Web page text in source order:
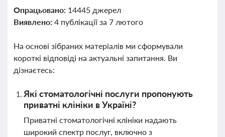
Опрацьовано: 14445 джерел
Виявлено: 4 публікації за 7 лютого
На основі зібраних матеріалів ми сформували
короткі відповіді на актуальні запитання. Ви
дізнаєтесь:
Які стоматологічні послуги пропонують
приватні клініки в Україні?
Приватні стоматологічні клініки надають
широкий спектр послуг, включно з